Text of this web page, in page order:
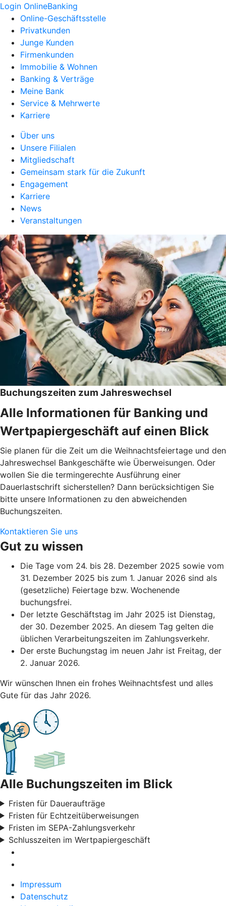
Login OnlineBanking
Online-Geschäftsstelle
Privatkunden
Junge Kunden
Firmenkunden
Immobilie & Wohnen
Banking & Verträge
Meine Bank
Service & Mehrwerte
Karriere
Über uns
Unsere Filialen
Mitgliedschaft
Gemeinsam stark für die Zukunft
Engagement
Karriere
News
Veranstaltungen
Buchungszeiten zum Jahreswechsel
Alle Informationen für Banking und
Wertpapiergeschäft auf einen Blick
Sie planen für die Zeit um die Weihnachtsfeiertage und den
Jahreswechsel Bankgeschäfte wie Überweisungen. Oder
wollen Sie die termingerechte Ausführung einer
Dauerlastschrift sicherstellen? Dann berücksichtigen Sie
bitte unsere Informationen zu den abweichenden
Buchungszeiten.
Kontaktieren Sie uns
Gut zu wissen
Die Tage vom 24. bis 28. Dezember 2025 sowie vom
31. Dezember 2025 bis zum 1. Januar 2026 sind als
(gesetzliche) Feiertage bzw. Wochenende
buchungsfrei.
Der letzte Geschäftstag im Jahr 2025 ist Dienstag,
der 30. Dezember 2025. An diesem Tag gelten die
üblichen Verarbeitungszeiten im Zahlungsverkehr.
Der erste Buchungstag im neuen Jahr ist Freitag, der
2. Januar 2026.
Wir wünschen Ihnen ein frohes Weihnachtsfest und alles
Gute für das Jahr 2026.
Alle Buchungszeiten im Blick
Fristen für Daueraufträge
Fristen für Echtzeitüberweisungen
Fristen im SEPA-Zahlungsverkehr
Schlusszeiten im Wertpapiergeschäft
Impressum
Datenschutz